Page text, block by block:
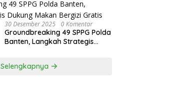
30 Desember 2025 0 Komentar
Groundbreaking 49 SPPG Polda
Banten, Langkah Strategis
Selengkapnya